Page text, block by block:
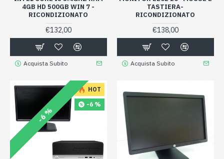
4GB HD 500GB WIN 7 -
RICONDIZIONATO
€132,00
Acquista Subito
TASTIERA-
RICONDIZIONATO
€138,00
Acquista Subito
HOT
-6 %
-6 %